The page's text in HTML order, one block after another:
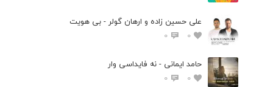
علی حسین زاده و ارهان گولر - بی هویت
0
0
حامد ایمانی - نه فایداسی وار
0
0